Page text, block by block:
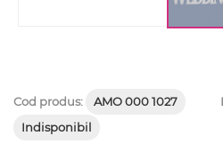
Cod produs: AMO 000 1027
Indisponibil